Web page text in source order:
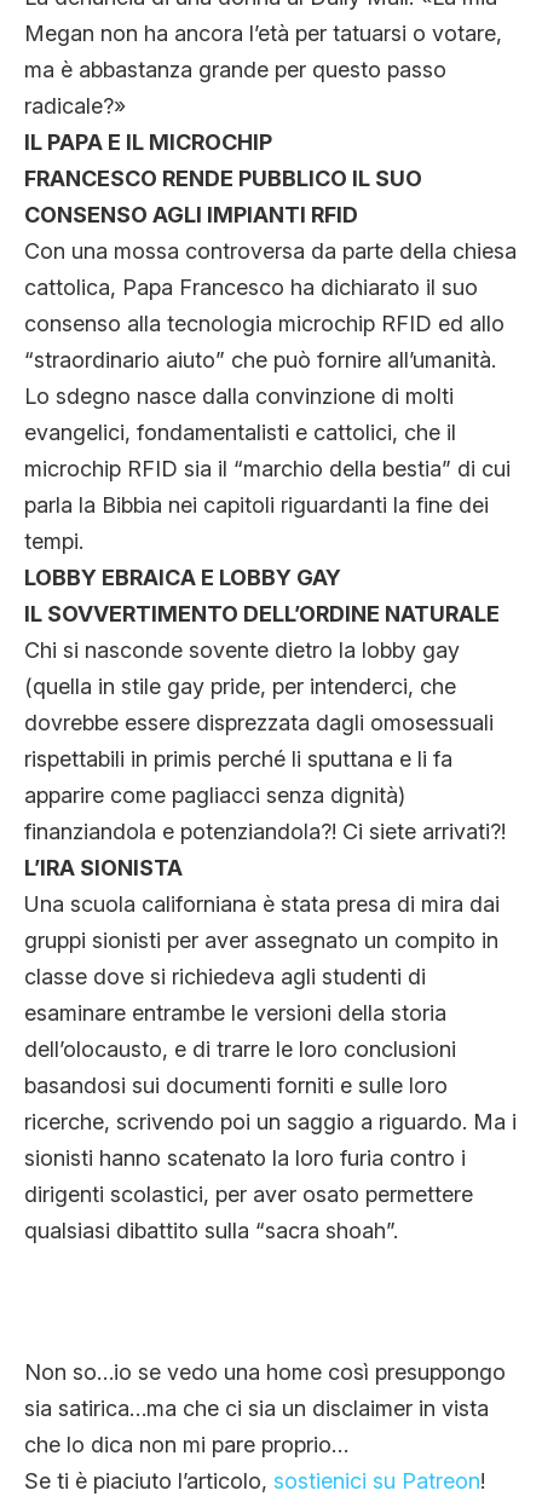
Megan non ha ancora l’età per tatuarsi o votare,
ma è abbastanza grande per questo passo
radicale?»
IL PAPA E IL MICROCHIP
FRANCESCO RENDE PUBBLICO IL SUO
CONSENSO AGLI IMPIANTI RFID
Con una mossa controversa da parte della chiesa
cattolica, Papa Francesco ha dichiarato il suo
consenso alla tecnologia microchip RFID ed allo
“straordinario aiuto” che può fornire all’umanità.
Lo sdegno nasce dalla convinzione di molti
evangelici, fondamentalisti e cattolici, che il
microchip RFID sia il “marchio della bestia” di cui
parla la Bibbia nei capitoli riguardanti la fine dei
tempi.
LOBBY EBRAICA E LOBBY GAY
IL SOVVERTIMENTO DELL’ORDINE NATURALE
Chi si nasconde sovente dietro la lobby gay
(quella in stile gay pride, per intenderci, che
dovrebbe essere disprezzata dagli omosessuali
rispettabili in primis perché li sputtana e li fa
apparire come pagliacci senza dignità)
finanziandola e potenziandola?! Ci siete arrivati?!
L’IRA SIONISTA
Una scuola californiana è stata presa di mira dai
gruppi sionisti per aver assegnato un compito in
classe dove si richiedeva agli studenti di
esaminare entrambe le versioni della storia
dell’olocausto, e di trarre le loro conclusioni
basandosi sui documenti forniti e sulle loro
ricerche, scrivendo poi un saggio a riguardo. Ma i
sionisti hanno scatenato la loro furia contro i
dirigenti scolastici, per aver osato permettere
qualsiasi dibattito sulla “sacra shoah”.
Non so…io se vedo una home così presuppongo
sia satirica…ma che ci sia un disclaimer in vista
che lo dica non mi pare proprio…
Se ti è piaciuto l’articolo, sostienici su Patreon!